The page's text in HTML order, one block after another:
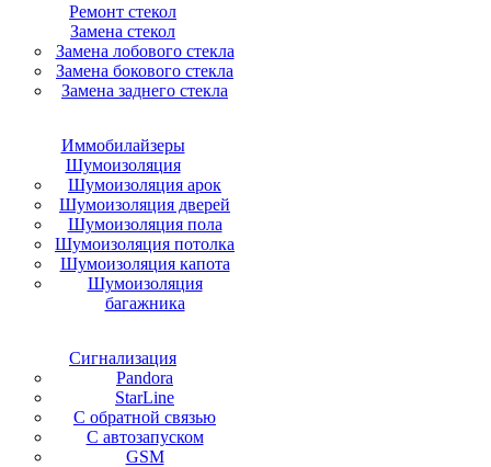
Ремонт стекол
Замена стекол
Замена лобового стекла
Замена бокового стекла
Замена заднего стекла
Иммобилайзеры
Шумоизоляция
Шумоизоляция арок
Шумоизоляция дверей
Шумоизоляция пола
Шумоизоляция потолка
Шумоизоляция капота
Шумоизоляция
багажника
Сигнализация
Pandora
StarLine
С обратной связью
С автозапуском
GSM